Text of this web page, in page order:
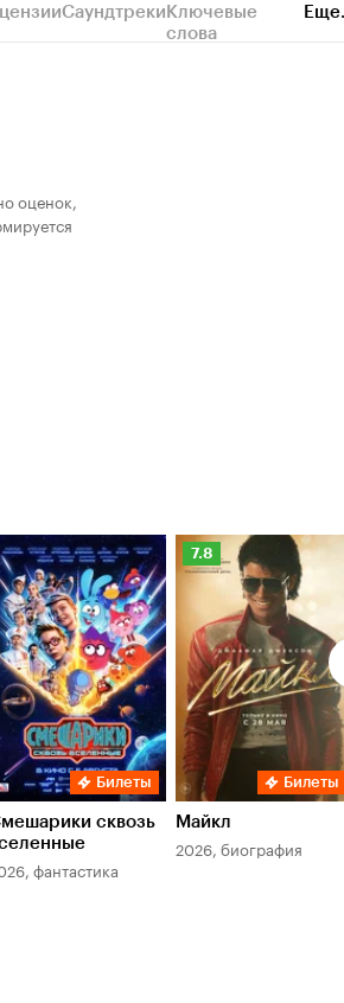
СаундтрекиКлючевые
слова
оценок,
Билеты
сквозь
фантастика
Рейтинг
Кинопоиска
7.8
Билеты
Майкл
2026, биография